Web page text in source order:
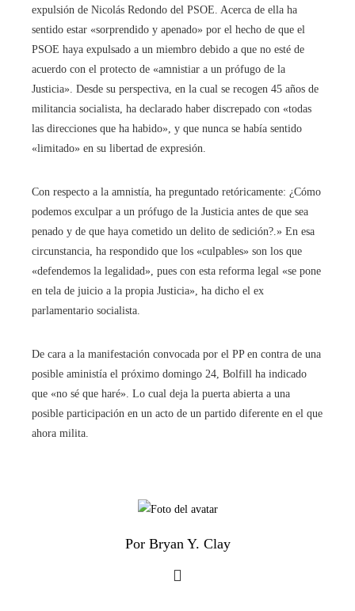
expulsión de Nicolás Redondo del PSOE. Acerca de ella ha
sentido estar «sorprendido y apenado» por el hecho de que el
PSOE haya expulsado a un miembro debido a que no esté de
acuerdo con el protecto de «amnistiar a un prófugo de la
Justicia». Desde su perspectiva, en la cual se recogen 45 años de
militancia socialista, ha declarado haber discrepado con «todas
las direcciones que ha habido», y que nunca se había sentido
«limitado» en su libertad de expresión.
Con respecto a la amnistía, ha preguntado retóricamente: ¿Cómo
podemos exculpar a un prófugo de la Justicia antes de que sea
penado y de que haya cometido un delito de sedición?.» En esa
circunstancia, ha respondido que los «culpables» son los que
«defendemos la legalidad», pues con esta reforma legal «se pone
en tela de juicio a la propia Justicia», ha dicho el ex
parlamentario socialista.
De cara a la manifestación convocada por el PP en contra de una
posible aministía el próximo domingo 24, Bolfill ha indicado
que «no sé que haré». Lo cual deja la puerta abierta a una
posible participación en un acto de un partido diferente en el que
ahora milita.
Por Bryan Y. Clay